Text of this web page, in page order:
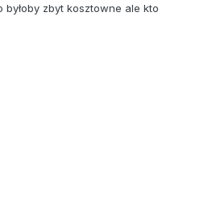
zbyt kosztowne ale kto